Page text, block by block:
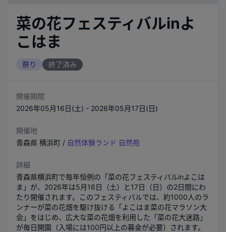
菜の花フェスティバルinよ
こはま
祭り 終了済み
開催期間
2026年05月16日(土) - 2026年05月17日(日)
開催地
青森県 横浜町 / 自然体験ランド 自然苑
詳細
青森県横浜町で毎年恒例の「菜の花フェスティバルinよこは
ま」が、2026年は5月16日（土）と17日（日）の2日間にわ
たり開催されます。このフェスティバルでは、約1000人のラ
ンナーが菜の花畑を駆け抜ける「よこはま菜の花マラソン大
会」をはじめ、広大な菜の花畑を利用した「菜の花大迷路」
が毎日開園（入場には100円以上の募金が必要）されます。